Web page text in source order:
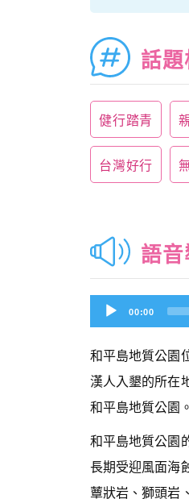
話題
健行踏青
台灣好行
語音
Audio
Player00:00
和平島地質公園
漢人入墾的所在
和平島地質公園。
和平島地質公園
長期受迎風面海
蕈狀岩、獅頭岩